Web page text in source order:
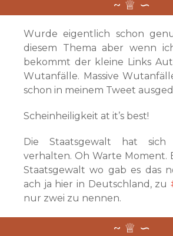
Wurde eigentlich schon
diesem Thema aber wenn
bekommt der kleine Links
Wutanfälle. Massive
schon in meinem Tweet
Scheinheiligkeit at it’s best!
Die Staatsgewalt hat
verhalten. Oh Warte Moment.
Staatsgewalt wo gab es das
ach ja hier in Deutschland, zu
nur zwei zu nennen.